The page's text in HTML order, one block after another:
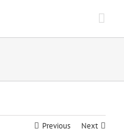
Previous Next